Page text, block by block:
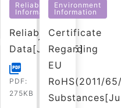
Reliability
Information
Reliability
Data[Jul,2025]
PDF:
275KB
Environment
Information
Certificate
Regarding
EU
RoHS(2011/